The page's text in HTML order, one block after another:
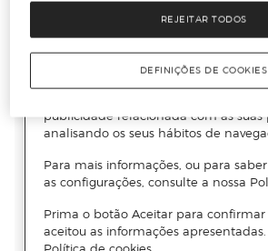
REJEITAR TODOS
DEFINIÇÕES DE COOKIES